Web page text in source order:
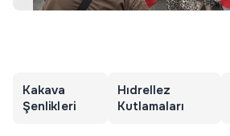
Kakava
Şenlikleri
Hıdrellez
Kutlamaları